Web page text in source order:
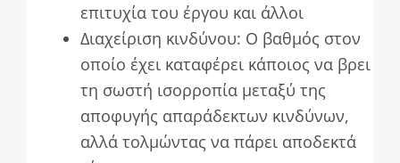
επιτυχία του έργου και άλλοι
Διαχείριση κινδύνου: Ο βαθμός στον
οποίο έχει καταφέρει κάποιος να βρει
τη σωστή ισορροπία μεταξύ της
αποφυγής απαράδεκτων κινδύνων,
αλλά τολμώντας να πάρει αποδεκτά